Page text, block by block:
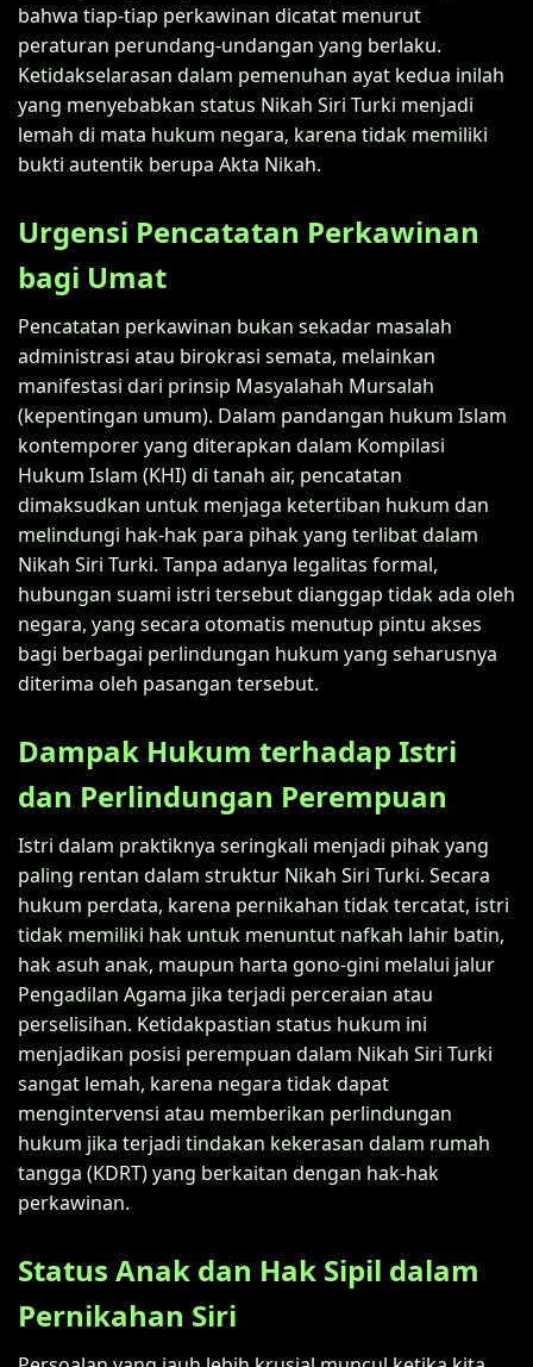
bahwa tiap-tiap perkawinan dicatat menurut
peraturan perundang-undangan yang berlaku.
Ketidakselarasan dalam pemenuhan ayat kedua inilah
yang menyebabkan status Nikah Siri Turki menjadi
lemah di mata hukum negara, karena tidak memiliki
bukti autentik berupa Akta Nikah.
Urgensi Pencatatan Perkawinan
bagi Umat
Pencatatan perkawinan bukan sekadar masalah
administrasi atau birokrasi semata, melainkan
manifestasi dari prinsip Masyalahah Mursalah
(kepentingan umum). Dalam pandangan hukum Islam
kontemporer yang diterapkan dalam Kompilasi
Hukum Islam (KHI) di tanah air, pencatatan
dimaksudkan untuk menjaga ketertiban hukum dan
melindungi hak-hak para pihak yang terlibat dalam
Nikah Siri Turki. Tanpa adanya legalitas formal,
hubungan suami istri tersebut dianggap tidak ada oleh
negara, yang secara otomatis menutup pintu akses
bagi berbagai perlindungan hukum yang seharusnya
diterima oleh pasangan tersebut.
Dampak Hukum terhadap Istri
dan Perlindungan Perempuan
Istri dalam praktiknya seringkali menjadi pihak yang
paling rentan dalam struktur Nikah Siri Turki. Secara
hukum perdata, karena pernikahan tidak tercatat, istri
tidak memiliki hak untuk menuntut nafkah lahir batin,
hak asuh anak, maupun harta gono-gini melalui jalur
Pengadilan Agama jika terjadi perceraian atau
perselisihan. Ketidakpastian status hukum ini
menjadikan posisi perempuan dalam Nikah Siri Turki
sangat lemah, karena negara tidak dapat
mengintervensi atau memberikan perlindungan
hukum jika terjadi tindakan kekerasan dalam rumah
tangga (KDRT) yang berkaitan dengan hak-hak
perkawinan.
Status Anak dan Hak Sipil dalam
Pernikahan Siri